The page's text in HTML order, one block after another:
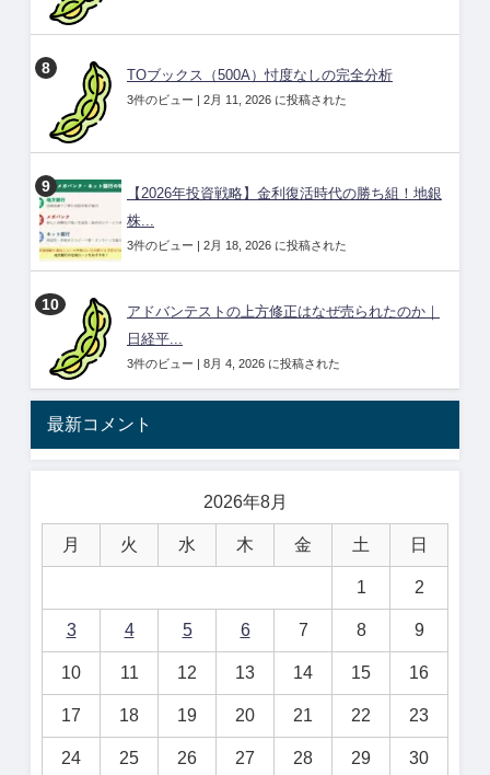
TOブックス（500A）忖度なしの完全分析
3件のビュー | 2月 11, 2026 に投稿された
【2026年投資戦略】金利復活時代の勝ち組！地銀
株...
3件のビュー | 2月 18, 2026 に投稿された
アドバンテストの上方修正はなぜ売られたのか｜
日経平...
3件のビュー | 8月 4, 2026 に投稿された
最新コメント
2026年8月
月 火 水 木 金 土 日
1 2
3 4 5 6 7 8 9
10 11 12 13 14 15 16
17 18 19 20 21 22 23
24 25 26 27 28 29 30